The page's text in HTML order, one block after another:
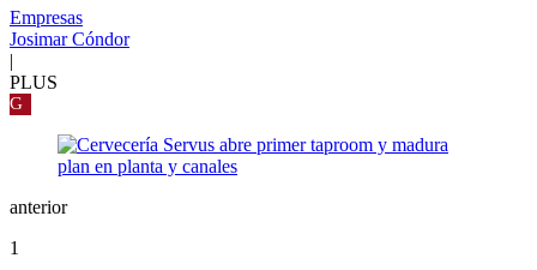
Empresas
Josimar Cóndor
|
PLUS
G
anterior
1